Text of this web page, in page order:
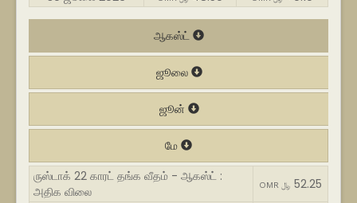
ஆகஸ்ட்
ஜூலை
ஜூன்
மே
ருஸ்டாக் 22 காரட் தங்க வீதம் - ஆகஸ்ட் :
அதிக விலை
OMR ﷼ 52.25